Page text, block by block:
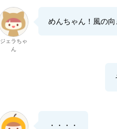
ジェラちゃ
ん
めんちゃん！風の
・・・・